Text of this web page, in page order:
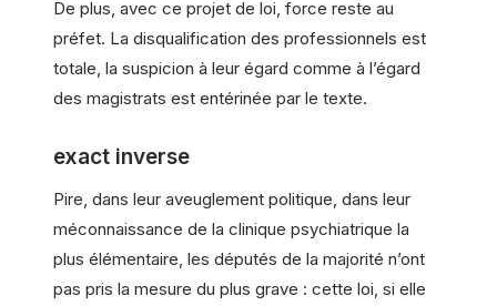
De plus, avec ce projet de loi, force reste au
préfet. La disqualification des professionnels est
totale, la suspicion à leur égard comme à l’égard
des magistrats est entérinée par le texte.
exact inverse
Pire, dans leur aveuglement politique, dans leur
méconnaissance de la clinique psychiatrique la
plus élémentaire, les députés de la majorité n’ont
pas pris la mesure du plus grave : cette loi, si elle